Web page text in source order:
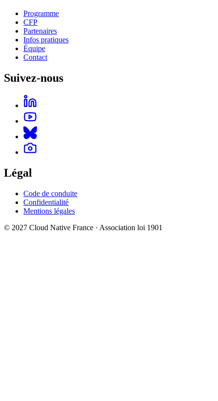
Programme
CFP
Partenaires
Infos pratiques
Équipe
Contact
Suivez-nous
Légal
Code de conduite
Confidentialité
Mentions légales
© 2027 Cloud Native France · Association loi 1901